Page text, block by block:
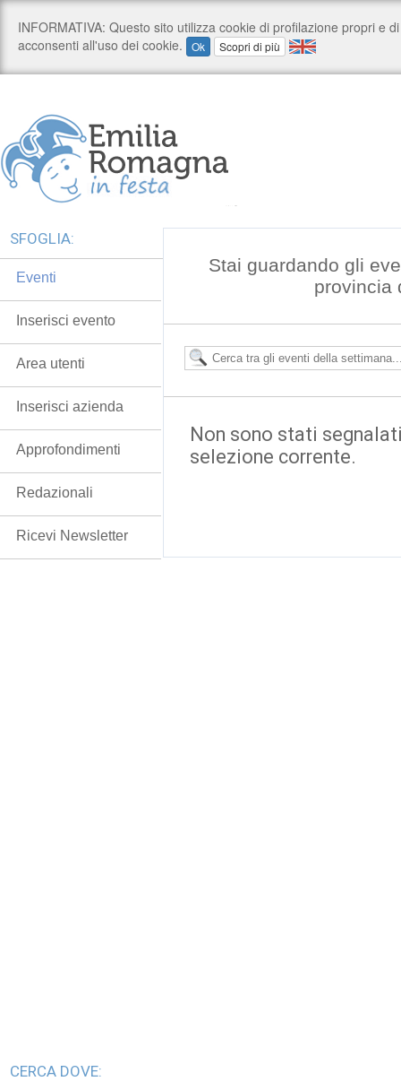
Stai guardando gli
provincia
Non sono stati
selezione corrente.
SFOGLIA:
Eventi
Inserisci evento
Area utenti
Inserisci azienda
Approfondimenti
Redazionali
Ricevi Newsletter
CERCA DOVE: